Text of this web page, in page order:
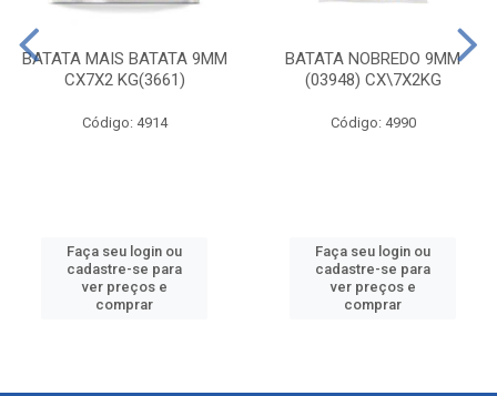
BATATA MAIS BATATA 9MM
CX7X2 KG(3661)
Código: 4914
Faça seu login ou
cadastre-se para
ver preços e
comprar
BATATA NOBREDO 9MM
(03948) CX\7X2KG
Código: 4990
Faça seu login ou
cadastre-se para
ver preços e
comprar